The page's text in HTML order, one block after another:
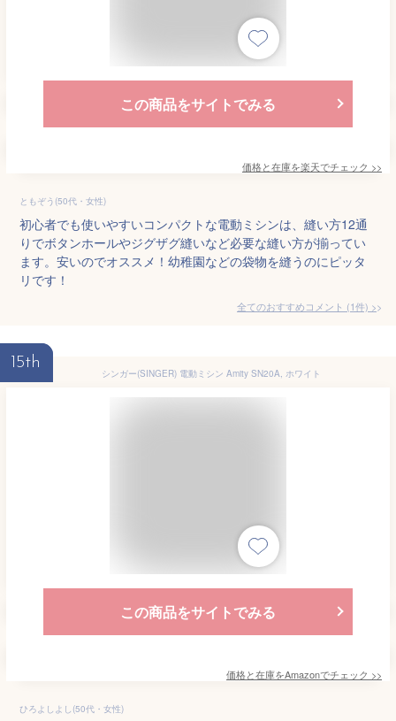
この商品をサイトでみる
価格と在庫を楽天でチェック >>
ともぞう(50代・女性)
初心者でも使いやすいコンパクトな電動ミシンは、縫い方12通
りでボタンホールやジグザグ縫いなど必要な縫い方が揃ってい
ます。安いのでオススメ！幼稚園などの袋物を縫うのにピッタ
リです！
全てのおすすめコメント (1件) >
15th
シンガー(SINGER) 電動ミシン Amity SN20A, ホワイト
この商品をサイトでみる
価格と在庫をAmazonでチェック >>
ひろよしよし(50代・女性)